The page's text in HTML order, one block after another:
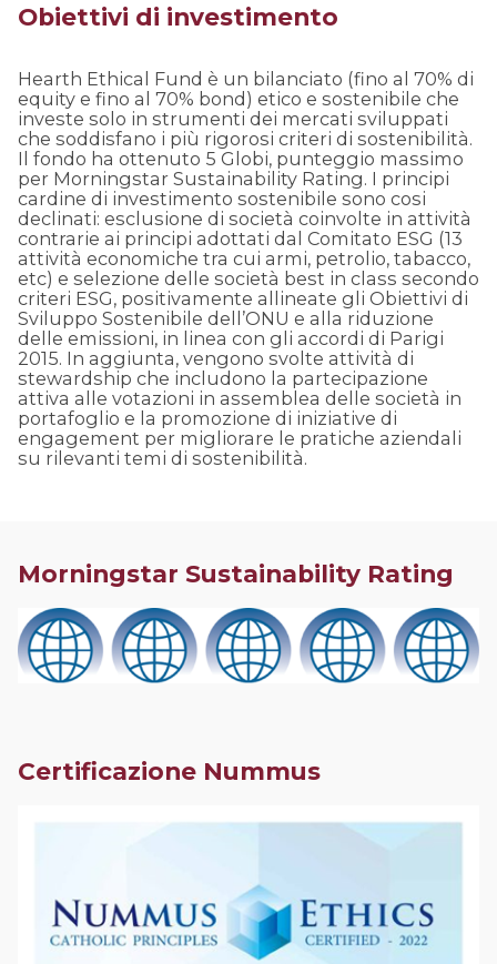
Obiettivi di investimento
Hearth Ethical Fund è un bilanciato (fino al 70% di
equity e fino al 70% bond) etico e sostenibile che
investe solo in strumenti dei mercati sviluppati
che soddisfano i più rigorosi criteri di sostenibilità.
Il fondo ha ottenuto 5 Globi, punteggio massimo
per Morningstar Sustainability Rating. I principi
cardine di investimento sostenibile sono cosi
declinati: esclusione di società coinvolte in attività
contrarie ai principi adottati dal Comitato ESG (13
attività economiche tra cui armi, petrolio, tabacco,
etc) e selezione delle società best in class secondo
criteri ESG, positivamente allineate gli Obiettivi di
Sviluppo Sostenibile dell’ONU e alla riduzione
delle emissioni, in linea con gli accordi di Parigi
2015. In aggiunta, vengono svolte attività di
stewardship che includono la partecipazione
attiva alle votazioni in assemblea delle società in
portafoglio e la promozione di iniziative di
engagement per migliorare le pratiche aziendali
su rilevanti temi di sostenibilità.
Morningstar Sustainability Rating
Certificazione Nummus